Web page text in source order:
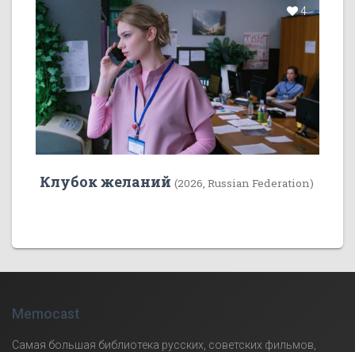
4
Клубок желаний (2026, Russian Federation)
Memocast
Самая большая библиотека русских, советских фильмов,